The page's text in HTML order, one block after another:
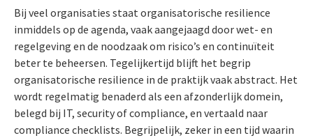
Bij veel organisaties staat organisatorische resilience
inmiddels op de agenda, vaak aangejaagd door wet- en
regelgeving en de noodzaak om risico’s en continuïteit
beter te beheersen. Tegelijkertijd blijft het begrip
organisatorische resilience in de praktijk vaak abstract. Het
wordt regelmatig benaderd als een afzonderlijk domein,
belegd bij IT, security of compliance, en vertaald naar
compliance checklists. Begrijpelijk, zeker in een tijd waarin